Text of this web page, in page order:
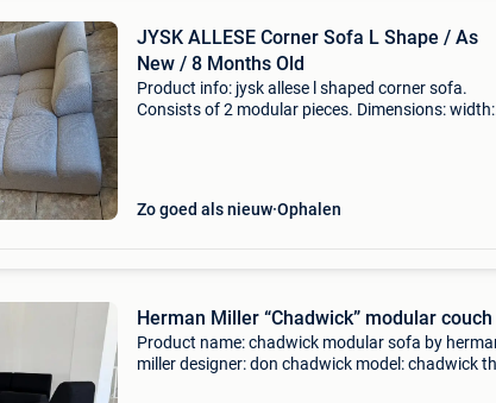
JYSK ALLESE Corner Sofa L Shape / As
New / 8 Months Old
Product info: jysk allese l shaped corner sofa.
Consists of 2 modular pieces. Dimensions: width:
Zo goed als nieuw Ophalen
Herman Miller “Chadwick” modular couch
Product name: chadwick modular sofa by
miller designer: don chadwick model: chadwick